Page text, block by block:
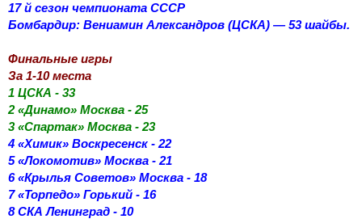
17 й сезон чемпионата СССР
Бомбардир: Вениамин Александров (ЦСКА) — 53 шайбы.
Финальные игры
За 1-10 места
1 ЦСКА - 33
2 «Динамо» Москва - 25
3 «Спартак» Москва - 23
4 «Химик» Воскресенск - 22
5 «Локомотив» Москва - 21
6 «Крылья Советов» Москва - 18
7 «Торпедо» Горький - 16
8 СКА Ленинград - 10